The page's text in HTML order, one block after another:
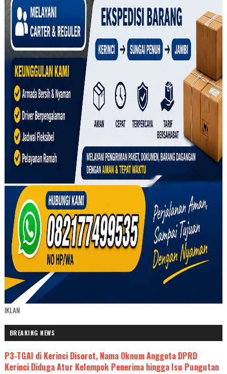
IKLAN
BREAKING NEWS
P3-TGAI di Kerinci Disorot, Nama Oknum Anggota DPRD
Kerinci Diduga Atur Kelompok Penerima hingga Isu Pungutan